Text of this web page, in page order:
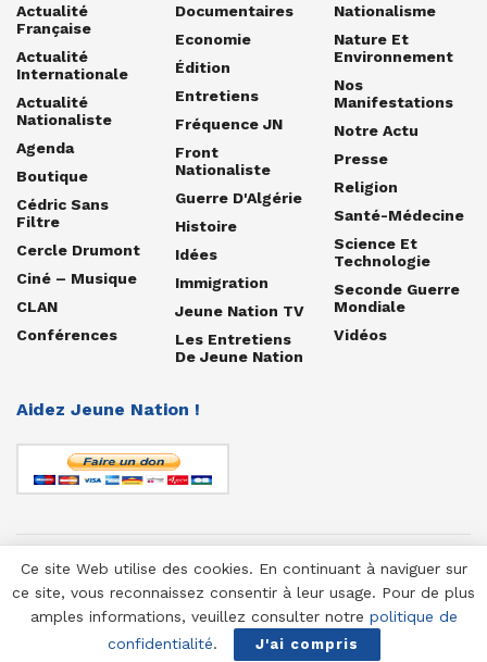
Actualité
Française
Actualité
Internationale
Actualité
Nationaliste
Agenda
Boutique
Cédric Sans
Filtre
Cercle Drumont
Ciné – Musique
CLAN
Conférences
Documentaires
Economie
Édition
Entretiens
Fréquence JN
Front
Nationaliste
Guerre D'Algérie
Histoire
Idées
Immigration
Jeune Nation TV
Les Entretiens
De Jeune Nation
Nationalisme
Nature Et
Environnement
Nos
Manifestations
Notre Actu
Presse
Religion
Santé-Médecine
Science Et
Technologie
Seconde Guerre
Mondiale
Vidéos
Aidez Jeune Nation !
© 1958-2025 Jeune Nation
Ce site Web utilise des cookies. En continuant à naviguer sur
ce site, vous reconnaissez consentir à leur usage. Pour de plus
amples informations, veuillez consulter notre politique de
confidentialité. J'ai compris